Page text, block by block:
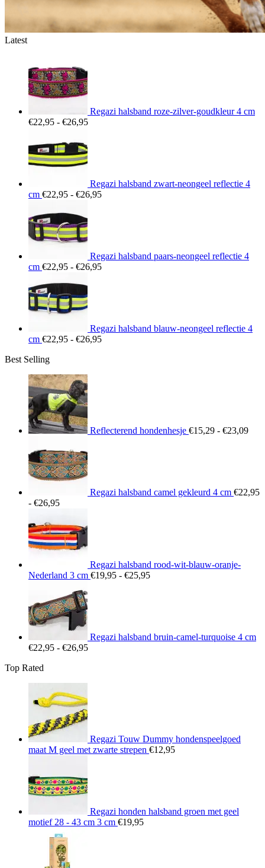
Latest
Regazi halsband roze-zilver-goudkleur 4 cm
€22,95 - €26,95Prijsklasse:
Regazi halsband zwart-neongeel reflectie 4
cm €22,95 - €26,95Prijsklasse:
Regazi halsband paars-neongeel reflectie 4
cm €22,95 - €26,95Prijsklasse:
Regazi halsband blauw-neongeel reflectie 4
cm €22,95 - €26,95Prijsklasse:
Best Selling
Reflecterend hondenhesje €15,29 - €23,09
Regazi halsband camel gekleurd 4 cm €22,95
- €26,95Prijsklasse:
tot
€26,95
Regazi halsband rood-wit-blauw-oranje-
Nederland 3 cm €19,95 - €25,95Prijsklasse:
Regazi halsband bruin-camel-turquoise 4 cm
€22,95 - €26,95Prijsklasse:
Top Rated
Regazi Touw Dummy hondenspeelgoed
maat M geel met zwarte strepen €12,95
Regazi honden halsband groen met geel
motief 28 - 43 cm 3 cm €19,95